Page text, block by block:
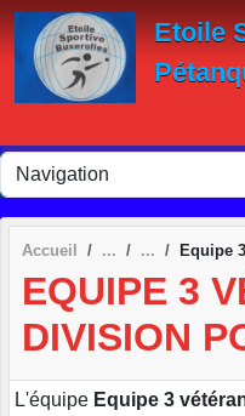
Etoile
Accueil Equipe
EQUIPE 3
DIVISION
L'équipe Equipe 3
Panneau de gestion des